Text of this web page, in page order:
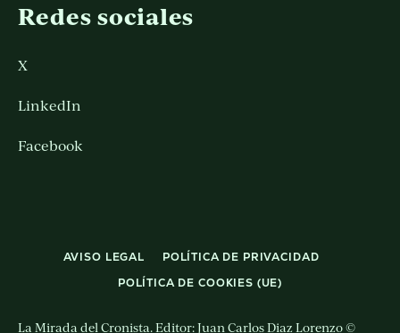
Redes sociales
X
LinkedIn
Facebook
AVISO LEGAL
POLÍTICA DE PRIVACIDAD
POLÍTICA DE COOKIES (UE)
La Mirada del Cronista. Editor: Juan Carlos Diaz Lorenzo ©